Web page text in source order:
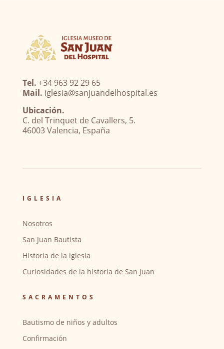
Tel. +34 963 92 29 65
Mail. iglesia@sanjuandelhospital.es
Ubicación.
C. del Trinquet de Cavallers, 5.
46003 Valencia, España
IGLESIA
Nosotros
San Juan Bautista
Historia de la iglesia
Curiosidades de la historia de San Juan
SACRAMENTOS
Bautismo de niños y adultos
Confirmación